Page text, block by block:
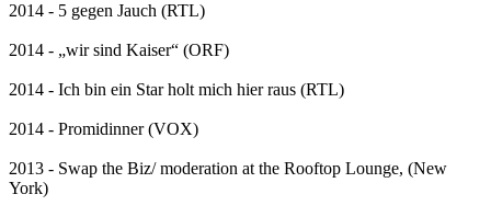
2014 - 5 gegen Jauch (RTL)
2014 - „wir sind Kaiser“ (ORF)
2014 - Ich bin ein Star holt mich hier raus (RTL)
2014 - Promidinner (VOX)
2013 - Swap the Biz/ moderation at the Rooftop Lounge, (New
York)